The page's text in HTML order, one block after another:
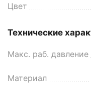
Цвет
Технические
Макс. раб. давление
Материал